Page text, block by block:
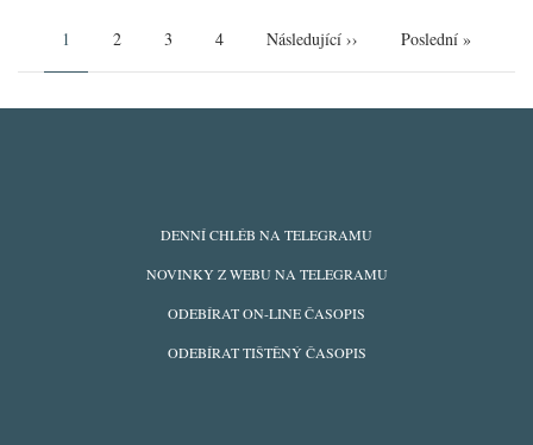
Aktuální
1 Page
2 Page
3 Page
4 Následující
Následující ›› Poslední
Poslední »
DENNÍ CHLÉB NA TELEGRAMU
NOVINKY Z WEBU NA TELEGRAMU
ODEBÍRAT ON-LINE ČASOPIS
ODEBÍRAT TIŠTĚNÝ ČASOPIS